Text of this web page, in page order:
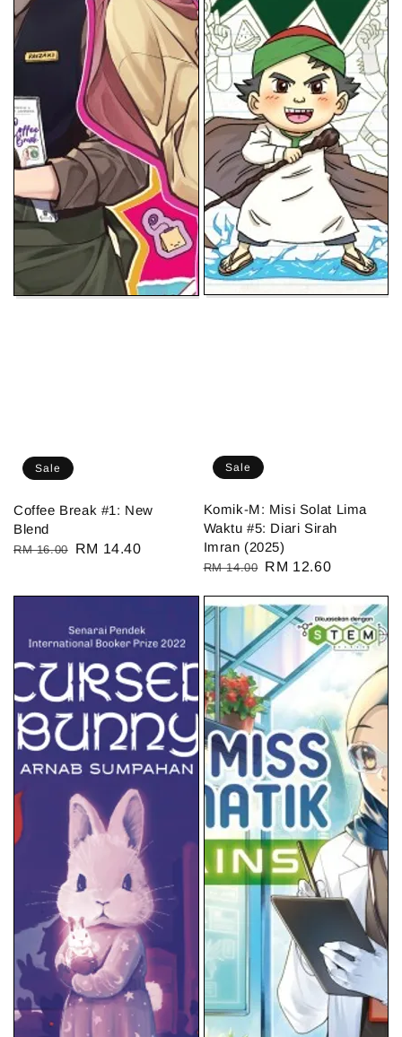
Sale
Coffee Break #1: New
Blend
Regular
RM 16.00
Sale
RM 14.40
Sale
Komik-M: Misi Solat Lima
Waktu #5: Diari Sirah
Imran (2025)
Regular
RM 14.00 Sale
RM 12.60